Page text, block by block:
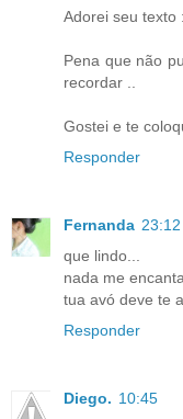
Adorei seu texto
Pena que não
recordar ..
Gostei e te
Responder
Fernanda 23:12
que lindo...
nada me
tua avó deve te
Responder
Diego. 10:45